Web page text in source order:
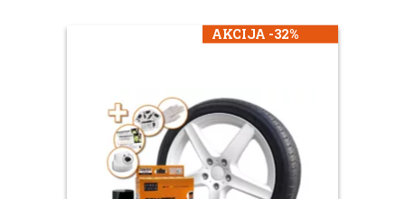
AKCIJA -32%